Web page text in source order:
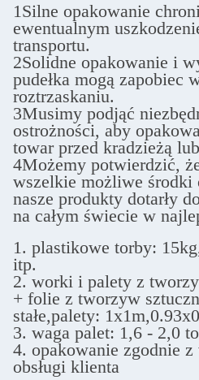
1Silne opakowanie
ewentualnym
transportu.
2Solidne opakowanie i
pudełka mogą zapobiec
roztrzaskaniu.
3Musimy podjąć
ostrożności, aby
towar przed kradzieżą
4Możemy potwierdzić,
wszelkie możliwe środki
nasze produkty dotarły
na całym świecie w
1. plastikowe torby:
itp.
2. worki i palety z
+ folie z tworzyw
stałe,palety:
3. waga palet: 1,6 - 2,0
4. opakowanie zgodnie
obsługi klienta